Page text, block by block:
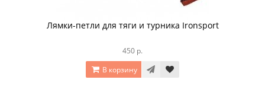
Лямки-петли для тяги и турника Ironsport
450 р.
В корзину